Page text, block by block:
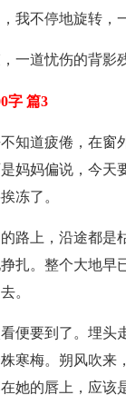
我不停地旋转，
一道忧伤的背
字 篇3
知道疲倦，在窗
妈妈偏说，今天
冻了。
路上，沿途都是
扎。整个大地早
。
便要到了。埋头
寒梅。朔风吹来
她的唇上，应该